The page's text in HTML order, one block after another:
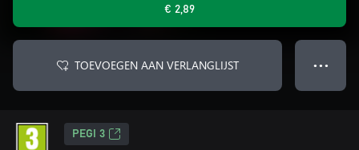
€ 2,89
TOEVOEGEN AAN VERLANGLIJST ● ● ●
PEGI 3